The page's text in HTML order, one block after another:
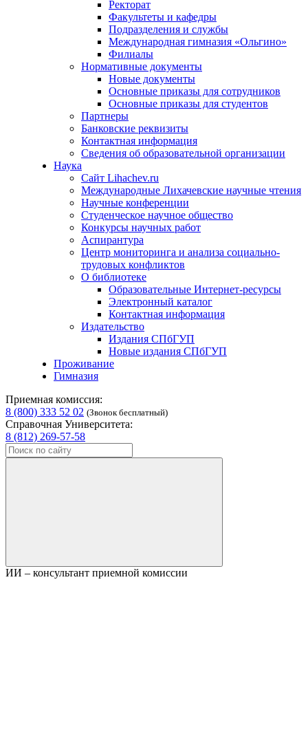
Ректорат
Факультеты и кафедры
Подразделения и службы
Международная гимназия «Ольгино»
Филиалы
Нормативные документы
Новые документы
Основные приказы для сотрудников
Основные приказы для студентов
Партнеры
Банковские реквизиты
Контактная информация
Сведения об образовательной организации
Наука
Сайт Lihachev.ru
Международные Лихачевские научные чтения
Научные конференции
Студенческое научное общество
Конкурсы научных работ
Аспирантура
Центр мониторинга и анализа социально-
трудовых конфликтов
О библиотеке
Образовательные Интернет-ресурсы
Электронный каталог
Контактная информация
Издательство
Издания СПбГУП
Новые издания СПбГУП
Проживание
Гимназия
Приемная комиссия:
8 (800) 333 52 02 (Звонок бесплатный)
Справочная Университета:
8 (812) 269-57-58
ИИ – консультант приемной комиссии